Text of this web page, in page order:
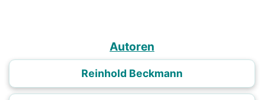
Autoren
Reinhold Beckmann